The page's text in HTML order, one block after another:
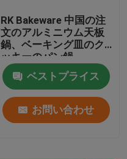
RK Bakeware 中国の注
文のアルミニウム天板
鍋、ベーキング皿のク
ッキーのパン鍋
18"X26"X1"
ベストプライス
お問い合わせ